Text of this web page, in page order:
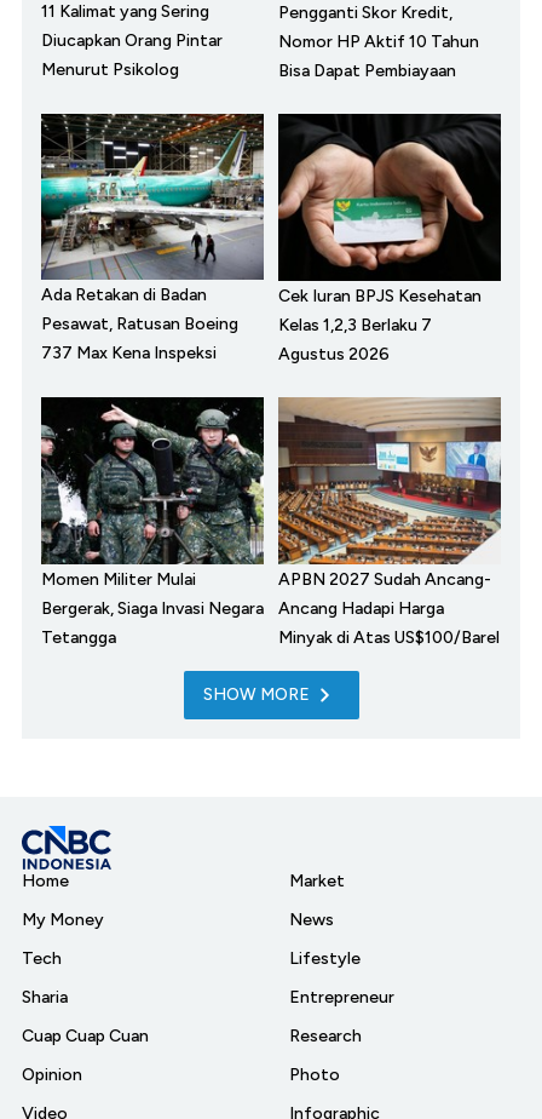
11 Kalimat yang Sering
Diucapkan Orang Pintar
Menurut Psikolog
Pengganti Skor Kredit,
Nomor HP Aktif 10 Tahun
Bisa Dapat Pembiayaan
Ada Retakan di Badan
Pesawat, Ratusan Boeing
737 Max Kena Inspeksi
Cek Iuran BPJS Kesehatan
Kelas 1,2,3 Berlaku 7
Agustus 2026
Momen Militer Mulai
Bergerak, Siaga Invasi Negara
Tetangga
APBN 2027 Sudah Ancang-
Ancang Hadapi Harga
Minyak di Atas US$100/Barel
SHOW MORE
Home
My Money
Tech
Sharia
Cuap Cuap Cuan
Opinion
Video
Market
News
Lifestyle
Entrepreneur
Research
Photo
Infographic